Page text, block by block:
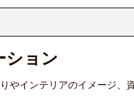
ション
やインテリアのイメージ、